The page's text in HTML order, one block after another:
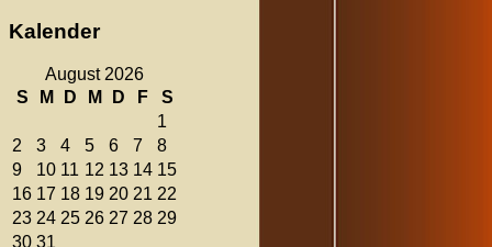
Kalender
August 2026
S
M D M D F
S
1
2
3 4 5 6 7
8
9
10 11 12 13 14 15
16 17 18 19 20 21 22
23 24 25 26 27 28 29
30 31